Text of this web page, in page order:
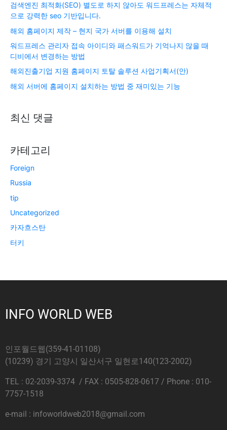
검색엔진 최적화(SEO) 별도로 하지 않아도 워드프레스는 자체적
으로 강력한 seo 기반입니다.
해외 홈페이지 제작 – 현지 국가 서버를 이용해 설치
워드프레스 관리자 접속 아이디와 패스워드가 기억나지 않을 때
디비에서 변경하는 방법
해외진출기업 지원 홈페이지 토탈 솔루션 사업기획서(안)
해외 서버에 홈페이지 설치하는 방법 중 재미있는 기능
최신 댓글
카테고리
Foreign
Russia
tip
Uncategorized
카자흐스탄
터키
INFO WORLD WEB
인포월드웹(359-41-01108)
(10239) 경기 고양시 일산서구 일현로140(123-2002)
TEL : 02-2039-3374 / FAX : 0505-828-0617 / Phone : 010-
7757-1518
e-mail : infoworldweb2018@gmail.com